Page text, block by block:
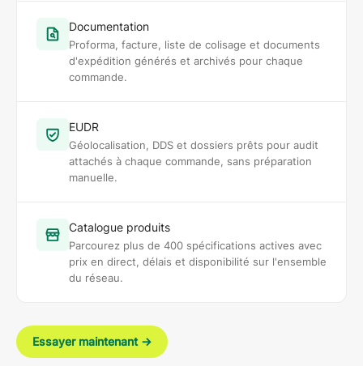
Documentation
Proforma, facture, liste de colisage et documents
d'expédition générés et archivés pour chaque
commande.
EUDR
Géolocalisation, DDS et dossiers prêts pour audit
attachés à chaque commande, sans préparation
manuelle.
Catalogue produits
Parcourez plus de 400 spécifications actives avec
prix en direct, délais et disponibilité sur l'ensemble
du réseau.
Essayer maintenant→